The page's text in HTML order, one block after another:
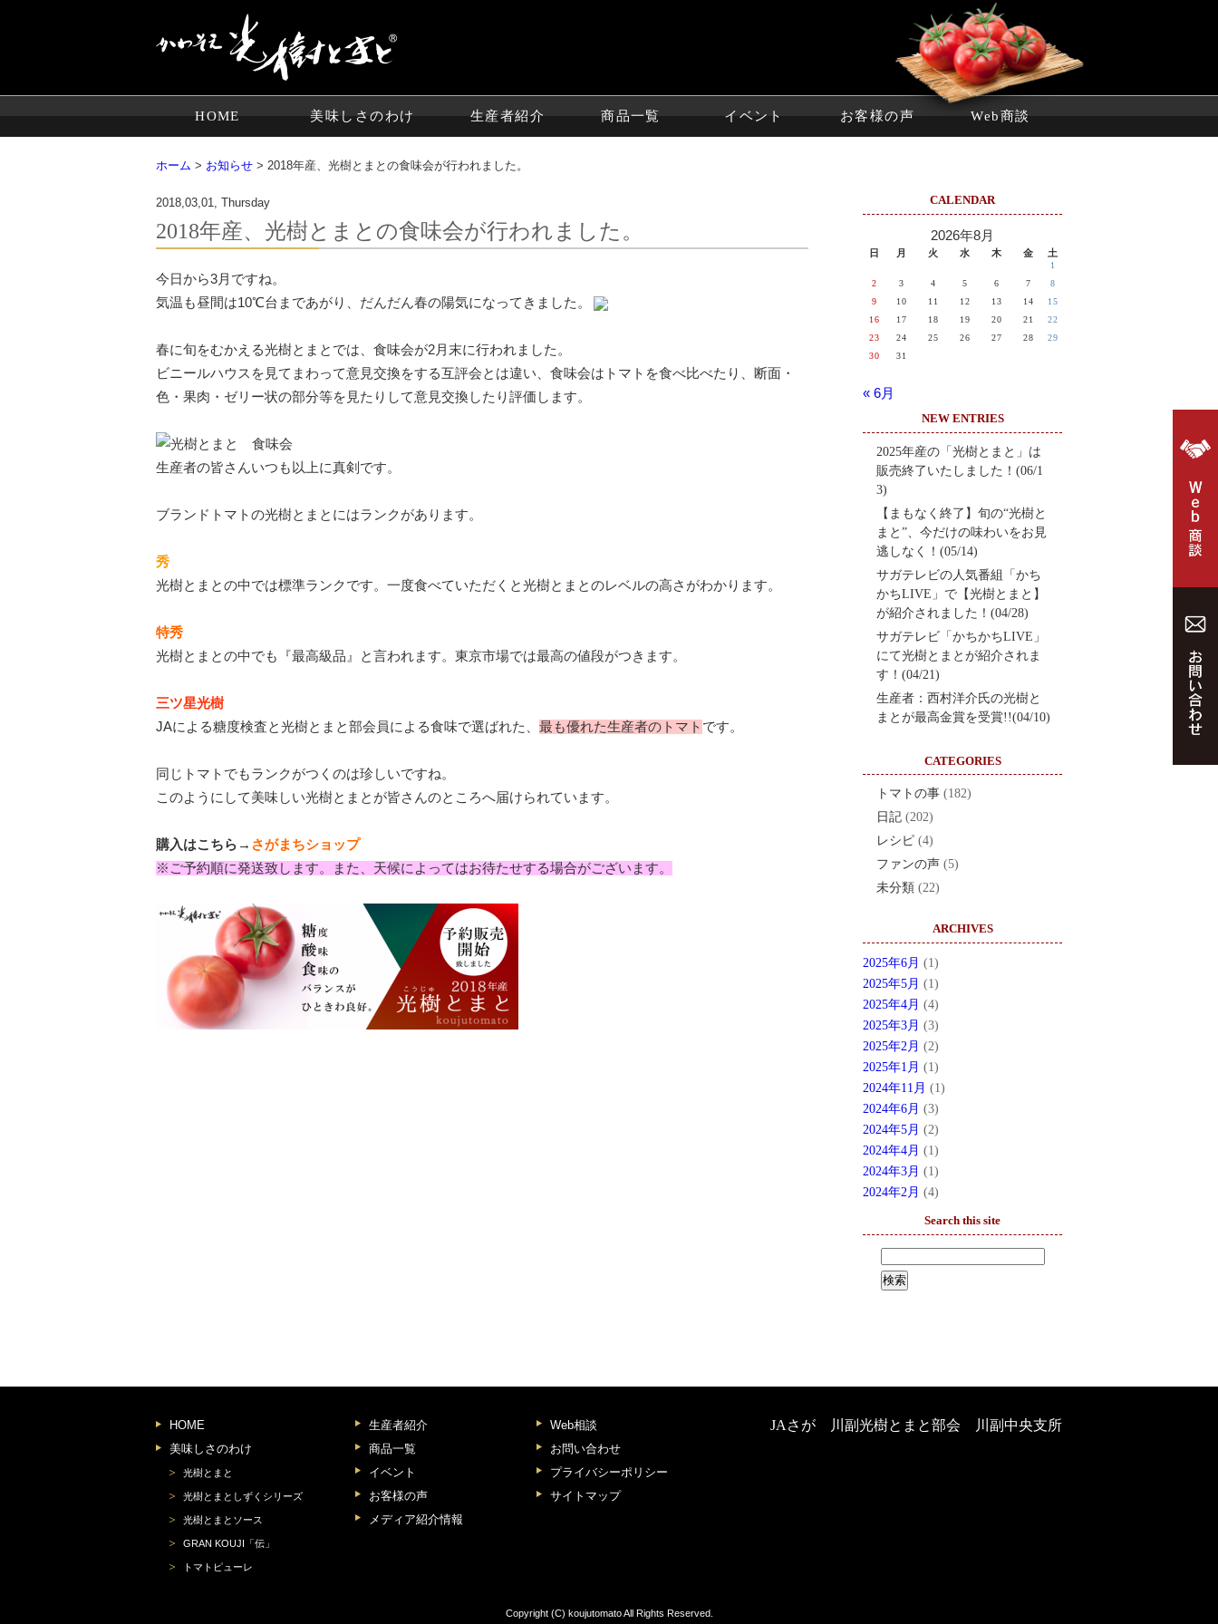
HOME 美味しさのわけ 生産者紹介 商品一覧 イベント お客様の声 Web商談
ホーム > お知らせ > 2018年産、光樹とまとの食味会が行われました。
2018,03,01, Thursday
2018年産、光樹とまとの食味会が行われました。
今日から3月ですね。
気温も昼間は10℃台まであがり、だんだん春の陽気になってきました。
春に旬をむかえる光樹とまとでは、食味会が2月末に行われました。
ビニールハウスを見てまわって意見交換をする互評会とは違い、食味会はトマトを食べ比べたり、断面・
色・果肉・ゼリー状の部分等を見たりして意見交換したり評価します。
生産者の皆さんいつも以上に真剣です。
ブランドトマトの光樹とまとにはランクがあります。
秀
光樹とまとの中では標準ランクです。一度食べていただくと光樹とまとのレベルの高さがわかります。
特秀
光樹とまとの中でも『最高級品』と言われます。東京市場では最高の値段がつきます。
三ツ星光樹
JAによる糖度検査と光樹とまと部会員による食味で選ばれた、 最も優れた生産者のトマト です。
同じトマトでもランクがつくのは珍しいですね。
このようにして美味しい光樹とまとが皆さんのところへ届けられています。
購入はこちら→ さがまちショップ
※ご予約順に発送致します。また、天候によってはお待たせする場合がございます。
CALENDAR
2026年8月
日 月 火 水 木 金 土
1
2
3 4 5 6 7
8
9
10 11 12 13 14
15
16
17 18 19 20 21
22
23
24 25 26 27 28
29
30
31
« 6月
NEW ENTRIES
2025年産の「光樹とまと」は
販売終了いたしました！(06/1
3)
【まもなく終了】旬の“光樹と
まと”、今だけの味わいをお見
逃しなく！(05/14)
サガテレビの人気番組「かち
かちLIVE」で【光樹とまと】
が紹介されました！(04/28)
サガテレビ「かちかちLIVE」
にて光樹とまとが紹介されま
す！(04/21)
生産者：西村洋介氏の光樹と
まとが最高金賞を受賞!!(04/10)
CATEGORIES
トマトの事 (182)
日記 (202)
レシピ (4)
ファンの声 (5)
未分類 (22)
ARCHIVES
2025年6月 (1)
2025年5月 (1)
2025年4月 (4)
2025年3月 (3)
2025年2月 (2)
2025年1月 (1)
2024年11月 (1)
2024年6月 (3)
2024年5月 (2)
2024年4月 (1)
2024年3月 (1)
2024年2月 (4)
Search this site
HOME
美味しさのわけ
光樹とまと
光樹とまとしずくシリーズ
光樹とまとソース
GRAN KOUJI「伝」
トマトピューレ
生産者紹介
商品一覧
イベント
お客様の声
メディア紹介情報
Web相談
お問い合わせ
プライバシーポリシー
サイトマップ
JAさが 川副光樹とまと部会 川副中央支所
Copyright (C) koujutomato All Rights Reserved.